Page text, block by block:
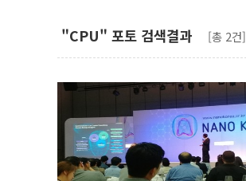
"CPU" 포토 검색결과 [총 2건]